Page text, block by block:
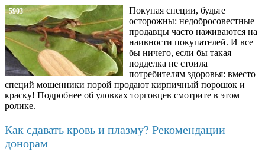
5903
Покупая специи, будьте
осторожны: недобросовестные
продавцы часто наживаются на
наивности покупателей. И все
бы ничего, если бы такая
подделка не стоила
потребителям здоровья: вместо
специй мошенники порой продают кирпичный порошок и
краску! Подробнее об уловках торговцев смотрите в этом
ролике.
Как сдавать кровь и плазму? Рекомендации
донорам